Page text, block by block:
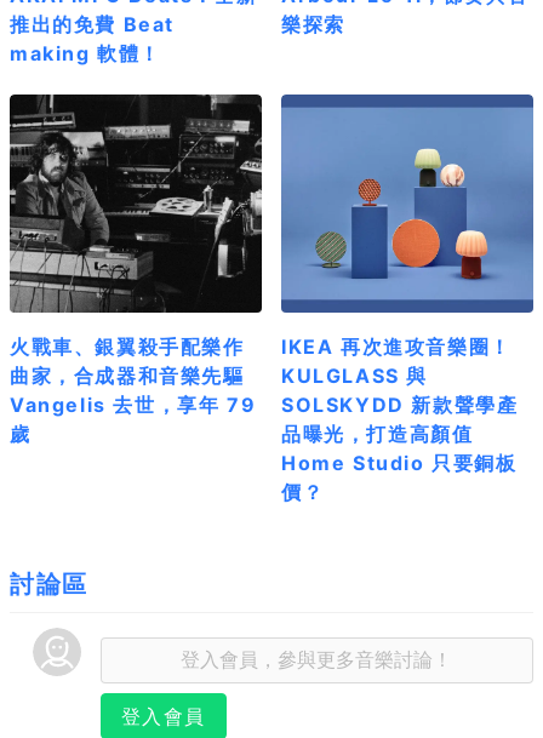
推出的免費 Beat
making 軟體！
樂探索
火戰車、銀翼殺手配樂作
曲家，合成器和音樂先驅
Vangelis 去世，享年 79
歲
IKEA 再次進攻音樂圈！
KULGLASS 與
SOLSKYDD 新款聲學產
品曝光，打造高顏值
Home Studio 只要銅板
價？
討論區
登入會員